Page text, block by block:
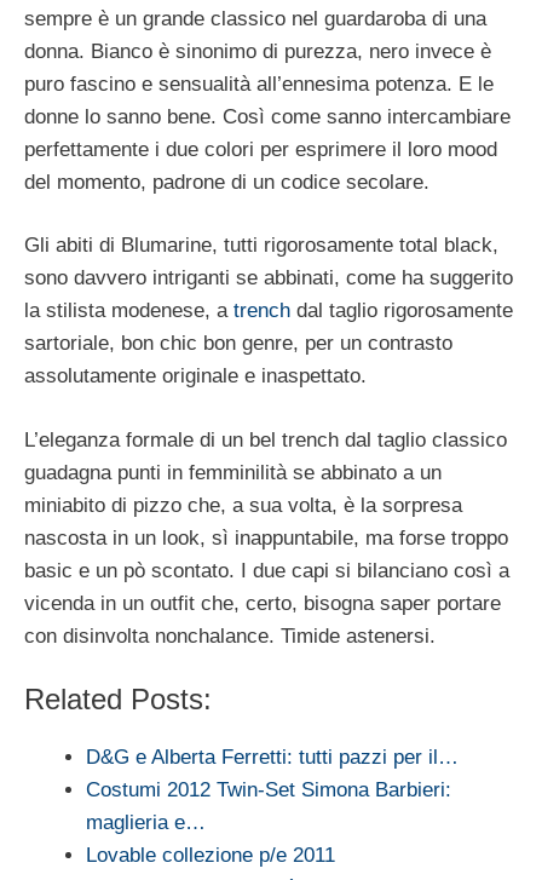
sempre è un grande classico nel guardaroba di una
donna. Bianco è sinonimo di purezza, nero invece è
puro fascino e sensualità all’ennesima potenza. E le
donne lo sanno bene. Così come sanno intercambiare
perfettamente i due colori per esprimere il loro mood
del momento, padrone di un codice secolare.
Gli abiti di Blumarine, tutti rigorosamente total black,
sono davvero intriganti se abbinati, come ha suggerito
la stilista modenese, a trench dal taglio rigorosamente
sartoriale, bon chic bon genre, per un contrasto
assolutamente originale e inaspettato.
L’eleganza formale di un bel trench dal taglio classico
guadagna punti in femminilità se abbinato a un
miniabito di pizzo che, a sua volta, è la sorpresa
nascosta in un look, sì inappuntabile, ma forse troppo
basic e un pò scontato. I due capi si bilanciano così a
vicenda in un outfit che, certo, bisogna saper portare
con disinvolta nonchalance. Timide astenersi.
Related Posts:
D&G e Alberta Ferretti: tutti pazzi per il…
Costumi 2012 Twin-Set Simona Barbieri:
maglieria e…
Lovable collezione p/e 2011